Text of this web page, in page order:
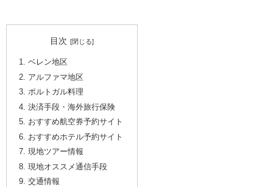
目次
ベレン地区
アルファマ地区
ポルトガル料理
決済手段・海外旅行保険
おすすめ航空券予約サイト
おすすめホテル予約サイト
現地ツアー情報
現地オススメ通信手段
交通情報